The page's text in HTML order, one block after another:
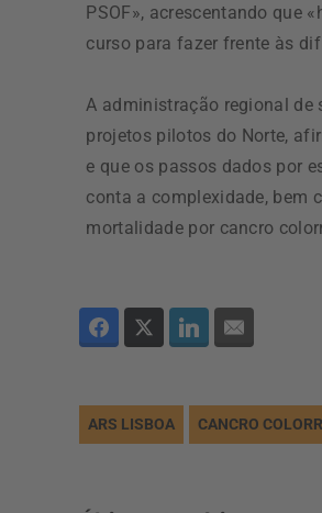
PSOF», acrescentando que
curso para fazer frente às
A administração regional de
projetos pilotos do Norte,
e que os passos dados por
conta a complexidade, bem
mortalidade por cancro
ARS LISBOA CANCRO